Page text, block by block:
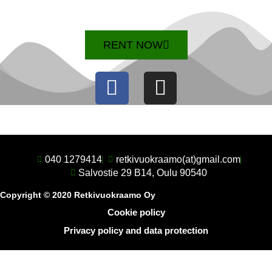
RENT NOW
F
a
b
o
k
I
n
a
r
a
m
Copyright © 2020 Retkivuokraamo Oy
Cookie policy
Privacy policy and data protection
040 1279414
retkivuokraamo(at)gmail.com
Salvostie 29 B14, Oulu 90540